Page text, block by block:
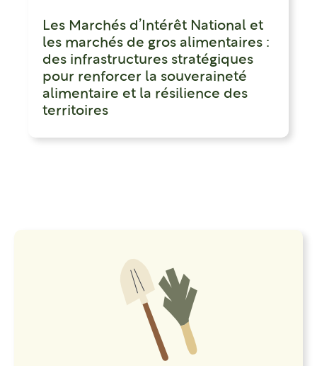
Les Marchés d’Intérêt National et
les marchés de gros alimentaires :
des infrastructures stratégiques
pour renforcer la souveraineté
alimentaire et la résilience des
territoires